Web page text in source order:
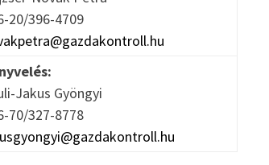
20/396-4709
Jakus Gyöngyi
70/327-8778